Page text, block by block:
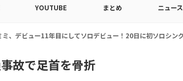
YOUTUBE まとめ ニュース
ドカップ出入証を公開…証明写真でも完璧なビジュアル！
故で足首を骨折